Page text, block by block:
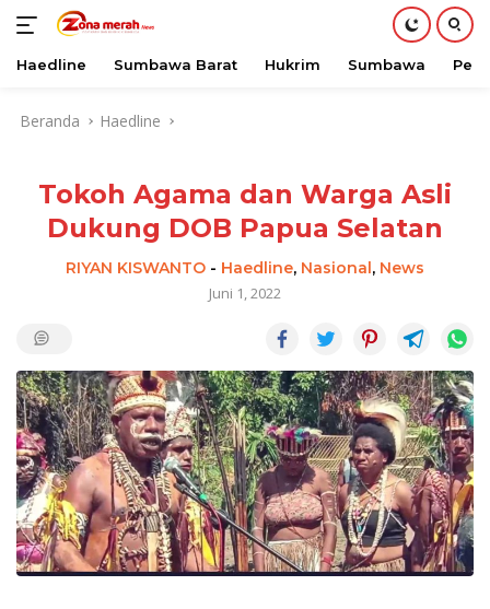
Haedline Sumbawa Barat Hukrim Sumbawa
Beranda Haedline
Tokoh Agama dan Warga Asli
Dukung DOB Papua Selatan
RIYAN KISWANTO - Haedline, Nasional, News
Juni 1, 2022